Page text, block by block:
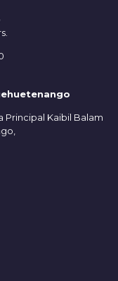
Principal Kaibil Balam